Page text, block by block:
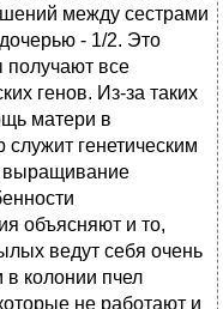
между сестрами
- 1/2. Это
получают все
генов. Из-за таких
матери в
генетическим
выращивание
объясняют и то,
ведут себя очень
в колонии пчел
не работают и